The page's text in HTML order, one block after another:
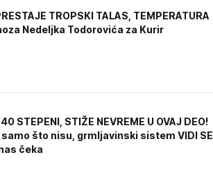
TROPSKI TALAS, TEMPERATURA
Nedeljka Todorovića za Kurir
STEPENI, STIŽE NEVREME U OVAJ DEO!
što nisu, grmljavinski sistem VIDI SE
čeka